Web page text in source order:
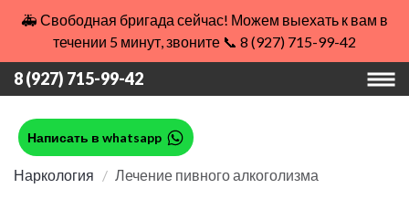
🚑 Свободная бригада сейчас! Можем выехать к вам в
течении 5 минут, звоните 📞 8 (927) 715-99-42
8 (927) 715-99-42
Написать в whatsapp
Наркология Лечение пивного алкоголизма